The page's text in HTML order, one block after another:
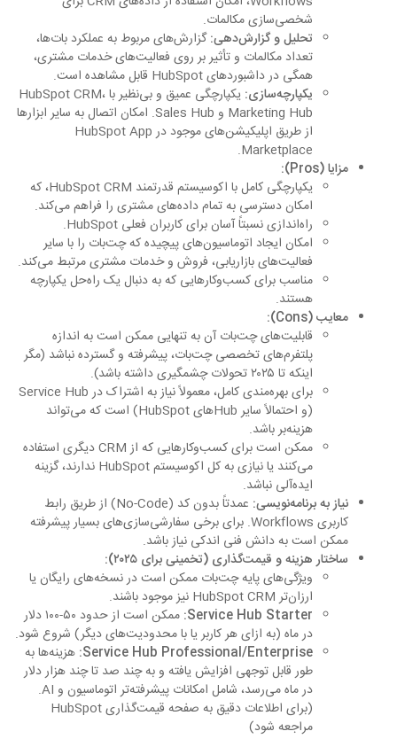
شخصی‌سازی مکالمات.
تحلیل و گزارش‌دهی:گزارش‌های مربوط به عملکرد بات‌ها،
تعداد مکالمات و تأثیر بر روی فعالیت‌های خدمات مشتری،
همگی در داشبوردهای HubSpot قابل مشاهده است.
یکپارچه‌سازی:
یکپارچگی عمیق و بی‌نظیر با HubSpot CRM،
Marketing Hub و Sales Hub. امکان اتصال به سایر ابزارها
از طریق اپلیکیشن‌های موجود در HubSpot App
Marketplace.
مزایا (Pros):
یکپارچگی کامل با اکوسیستم قدرتمند HubSpot CRM، که
امکان دسترسی به تمام داده‌های مشتری را فراهم می‌کند.
راه‌اندازی نسبتاً آسان برای کاربران فعلی HubSpot.
امکان ایجاد اتوماسیون‌های پیچیده که چت‌بات را با سایر
فعالیت‌های بازاریابی، فروش و خدمات مشتری مرتبط می‌کند.
مناسب برای کسب‌وکارهایی که به دنبال یک راه‌حل یکپارچه
هستند.
معایب (Cons):
قابلیت‌های چت‌بات آن به تنهایی ممکن است به اندازه
پلتفرم‌های تخصصی چت‌بات، پیشرفته و گسترده نباشد (مگر
اینکه تا ۲۰۲۵ تحولات چشمگیری داشته باشد).
برای بهره‌مندی کامل، معمولاً نیاز به اشتراک در Service Hub
(و احتمالاً سایر Hubهای HubSpot) است که می‌تواند
هزینه‌بر باشد.
ممکن است برای کسب‌وکارهایی که از CRM دیگری استفاده
می‌کنند یا نیازی به کل اکوسیستم HubSpot ندارند، گزینه
ایده‌آلی نباشد.
نیاز به برنامه‌نویسی:
عمدتاً بدون کد (No-Code) از طریق رابط
کاربری Workflows. برای برخی سفارشی‌سازی‌های بسیار پیشرفته
ممکن است به دانش فنی اندکی نیاز باشد.
ساختار هزینه و قیمت‌گذاری (تخمینی برای ۲۰۲۵):
ویژگی‌های پایه چت‌بات ممکن است در نسخه‌های رایگان یا
ارزان‌تر HubSpot CRM نیز موجود باشند.
Service Hub Starter:
ممکن است از حدود ۵۰-۱۰۰ دلار
در ماه (به ازای هر کاربر یا با محدودیت‌های دیگر) شروع شود.
Service Hub Professional/Enterprise: هزینه‌ها به
طور قابل توجهی افزایش یافته و به چند صد تا چند هزار دلار
در ماه می‌رسد، شامل امکانات پیشرفته‌تر اتوماسیون و AI.
(برای اطلاعات دقیق به صفحه قیمت‌گذاری HubSpot
مراجعه شود)